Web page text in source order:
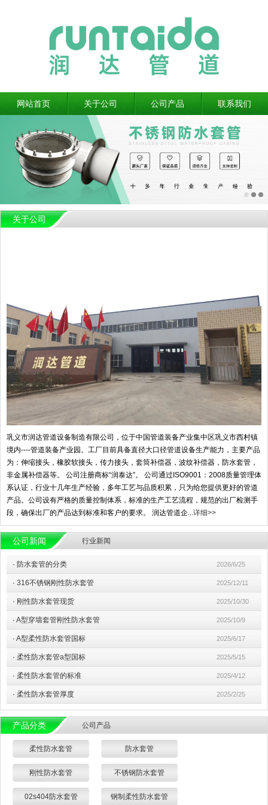
网站首页 关于公司 公司产品 联系我们
关于公司
巩义市润达管道设备制造有限公司，位于中国管道装备产业集中区巩义市西村镇
境内----管道装备产业园。工厂目前具备直径大口径管道设备生产能力，主要产品
为：伸缩接头，橡胶软接头，传力接头，套筒补偿器，波纹补偿器，防水套管，
非金属补偿器等。 公司注册商标“润泰达”。 公司通过ISO9001：2008质量管理体
系认证，行业十几年生产经验，多年工艺与品质积累，只为给您提供更好的管道
产品。公司设有严格的质量控制体系，标准的生产工艺流程，规范的出厂检测手
段，确保出厂的产品达到标准和客户的要求。 润达管道企...详细>>
公司新闻 行业新闻
· 防水套管的分类 2026/6/25
· 316不锈钢刚性防水套管 2025/12/11
· 刚性防水套管现货 2025/10/30
· A型穿墙套管刚性防水套管 2025/10/9
· A型柔性防水套管国标 2025/6/17
· 柔性防水套管a型国标 2025/5/15
· 柔性防水套管的标准 2025/4/12
· 柔性防水套管厚度 2025/2/25
产品分类 公司产品
柔性防水套管 防水套管
刚性防水套管 不锈钢防水套管
02s404防水套管 钢制柔性防水套管